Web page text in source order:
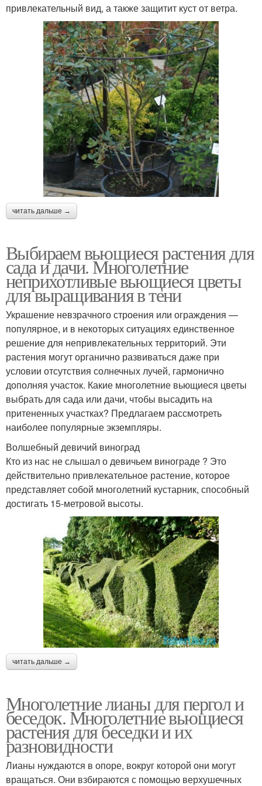
привлекательный вид, а также защитит куст от ветра.
читать дальше →
Выбираем вьющиеся растения для
сада и дачи. Многолетние
неприхотливые вьющиеся цветы
для выращивания в тени
Украшение невзрачного строения или ограждения —
популярное, и в некоторых ситуациях единственное
решение для непривлекательных территорий. Эти
растения могут органично развиваться даже при
условии отсутствия солнечных лучей, гармонично
дополняя участок. Какие многолетние вьющиеся цветы
выбрать для сада или дачи, чтобы высадить на
притененных участках? Предлагаем рассмотреть
наиболее популярные экземпляры.
Волшебный девичий виноград
Кто из нас не слышал о девичьем винограде ? Это
действительно привлекательное растение, которое
представляет собой многолетний кустарник, способный
достигать 15-метровой высоты.
читать дальше →
Многолетние лианы для пергол и
беседок. Многолетние вьющиеся
растения для беседки и их
разновидности
Лианы нуждаются в опоре, вокруг которой они могут
вращаться. Они взбираются с помощью верхушечных